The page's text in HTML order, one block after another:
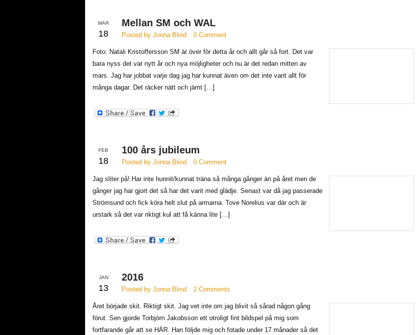
MAR
18
Mellan SM och WAL
Posted by Jonna Blind 0 Comment
Foto: Natali Kristoffersson SM är över för detta år och allt går så fort. Det var
bara nyss det var nytt år och nya möjligheter och nu är det redan mitten av
mars. Jag har jobbat varje dag jag har kunnat även om det inte varit allt för
många dagar. Det räcker nätt och jämt […]
FEB
18
100 års jubileum
Posted by Jonna Blind 0 Comment
Jag sliter på! Har inte hunnit/kunnat träna så många gånger än på året men de
gånger jag har gjort det så har det varit med glädje. Senast var då jag passerade
Strömsund och fick köra helt slut på armarna. Tove Norelius var där och är
urstark så det var riktigt kul att få känna lite […]
JAN
13
2016
Posted by Jonna Blind 2 Comments
Året började skit. Riktigt skit. Jag vet inte om jag blivit så sårad någon gång
förut. Sen gjorde Torbjörn Jakobsson ett otroligt fint bildspel på mig som
fortfarande går att se HÄR. Han följde mig och fotade under 17 månader så det